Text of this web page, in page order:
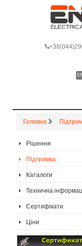
+38
EN
Головна
Рішення
Підтримка
Каталоги
Технична
Сертифікати
Ціни